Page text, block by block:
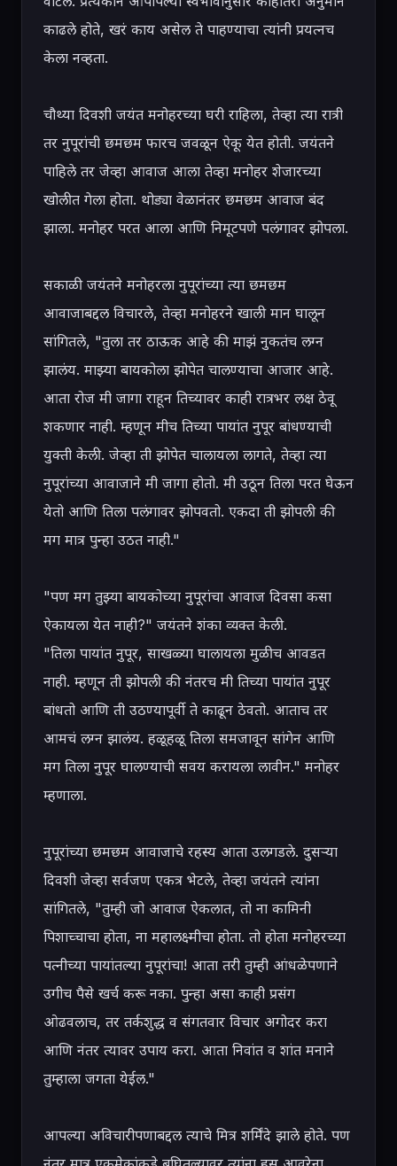
काढले होते, खरं काय असेल ते पाहण्याचा त्यांनी प्रयत्नच
केला नव्हता.
चौथ्या दिवशी जयंत मनोहरच्या घरी राहिला, तेव्हा त्या रात्री
तर नुपूरांची छमछम फारच जवळून ऐकू येत होती. जयंतने
पाहिले तर जेव्हा आवाज आला तेव्हा मनोहर शेजारच्या
खोलीत गेला होता. थोड्या वेळानंतर छमछम आवाज बंद
झाला. मनोहर परत आला आणि निमूटपणे पलंगावर झोपला.
सकाळी जयंतने मनोहरला नुपूरांच्या त्या छमछम
आवाजाबद्दल विचारले, तेव्हा मनोहरने खाली मान घालून
सांगितले, "तुला तर ठाऊक आहे की माझं नुकतंच लग्न
झालंय. माझ्या बायकोला झोपेत चालण्याचा आजार आहे.
आता रोज मी जागा राहून तिच्यावर काही रात्रभर लक्ष ठेवू
शकणार नाही. म्हणून मीच तिच्या पायांत नुपूर बांधण्याची
युक्ती केली. जेव्हा ती झोपेत चालायला लागते, तेव्हा त्या
नुपूरांच्या आवाजाने मी जागा होतो. मी उठून तिला परत घेऊन
येतो आणि तिला पलंगावर झोपवतो. एकदा ती झोपली की
मग मात्र पुन्हा उठत नाही."
"पण मग तुझ्या बायकोच्या नुपूरांचा आवाज दिवसा कसा
ऐकायला येत नाही?" जयंतने शंका व्यक्त केली.
"तिला पायांत नुपूर, साखळ्या घालायला मुळीच आवडत
नाही. म्हणून ती झोपली की नंतरच मी तिच्या पायांत नुपूर
बांधतो आणि ती उठण्यापूर्वी ते काढून ठेवतो. आताच तर
आमचं लग्न झालंय. हळूहळू तिला समजावून सांगेन आणि
मग तिला नुपूर घालण्याची सवय करायला लावीन." मनोहर
म्हणाला.
नुपूरांच्या छमछम आवाजाचे रहस्य आता उलगडले. दुसऱ्या
दिवशी जेव्हा सर्वजण एकत्र भेटले, तेव्हा जयंतने त्यांना
सांगितले, "तुम्ही जो आवाज ऐकलात, तो ना कामिनी
पिशाच्चाचा होता, ना महालक्ष्मीचा होता. तो होता मनोहरच्या
पत्नीच्या पायांतल्या नुपूरांचा! आता तरी तुम्ही आंधळेपणाने
उगीच पैसे खर्च करू नका. पुन्हा असा काही प्रसंग
ओढवलाच, तर तर्कशुद्ध व संगतवार विचार अगोदर करा
आणि नंतर त्यावर उपाय करा. आता निवांत व शांत मनाने
तुम्हाला जगता येईल."
आपल्या अविचारीपणाबद्दल त्याचे मित्र शर्मिंदे झाले होते. पण